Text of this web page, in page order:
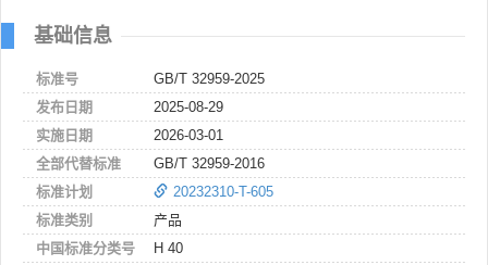
基础信息
标准号
GB/T 32959-2025
发布日期
2025-08-29
实施日期
2026-03-01
全部代替标准
GB/T 32959-2016
标准计划
20232310-T-605
标准类别
产品
中国标准分类号
H 40